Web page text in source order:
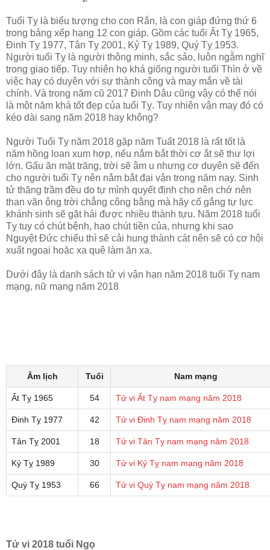
Tuổi Tỵ là biểu tượng cho con Rắn, là con giáp đứng thứ 6
trong bảng xếp hạng 12 con giáp. Gồm các tuổi Ất Tỵ 1965,
Đinh Tỵ 1977, Tân Tỵ 2001, Kỷ Tỵ 1989, Quý Tỵ 1953.
Người tuổi Tỵ là người thông minh, sắc sảo, luôn ngẫm nghĩ
trong giao tiếp. Tuy nhiên họ khá giống người tuổi Thìn ở về
việc hay có duyên với sự thành công và may mắn về tài
chính. Và trong năm cũ 2017 Đinh Dâu cũng vậy có thể nói
là một năm khá tốt đẹp của tuổi Tỵ. Tuy nhiên vận may đó có
kéo dài sang năm 2018 hay không?
Người Tuổi Tỵ năm 2018 gặp năm Tuất 2018 là rất tốt là
năm hồng loan xum hợp, nếu nắm bắt thời cơ ắt sẽ thư lợi
lớn. Gấu ăn mặt trăng, trời sẽ âm u nhưng cơ duyên sẽ đến
cho người tuổi Tỵ nên nắm bắt đại vận trong năm nay. Sinh
tử thăng trầm đều do tự mình quyết định cho nên chớ nên
than vãn ông trời chẳng công bằng mà hãy cố gắng tự lực
khánh sinh sẽ gặt hái được nhiều thành tựu. Năm 2018 tuổi
Tỵ tuy có chút bệnh, hao chút tiền của, nhưng khi sao
Nguyệt Đức chiếu thì sẽ cải hung thành cát nên sẽ có cơ hội
xuất ngoại hoặc xa quê làm ăn xa.
Dưới đây là danh sách tử vi vận hạn năm 2018 tuổi Tỵ nam
mạng, nữ mạng năm 2018
Âm lịch Tuổi Nam mạng
Ất Tỵ 1965 54 Tử vi Ất Tỵ nam mạng năm 2018
Đinh Tỵ 1977 42 Tử vi Đinh Tỵ nam mạng năm 2018
Tân Tỵ 2001 18 Tử vi Tân Tỵ nam mạng năm 2018
Kỷ Tỵ 1989 30 Tử vi Kỷ Tỵ nam mạng năm 2018
Quý Tỵ 1953 66 Tử vi Quý Tỵ nam mạng năm 2018
Tử vi 2018 tuổi Ngọ